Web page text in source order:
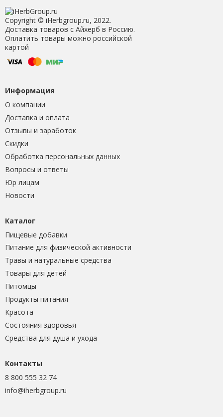
Copyright © iHerbgroup.ru, 2022.
Доставка товаров с Айхерб в Россию.
Оплатить товары можно российской
картой
Информация
О компании
Доставка и оплата
Отзывы и заработок
Скидки
Обработка персональных данных
Вопросы и ответы
Юр лицам
Новости
Каталог
Пищевые добавки
Питание для физической активности
Травы и натуральные средства
Товары для детей
Питомцы
Продукты питания
Красота
Состояния здоровья
Средства для душа и ухода
Контакты
8 800 555 32 74
info@iherbgroup.ru